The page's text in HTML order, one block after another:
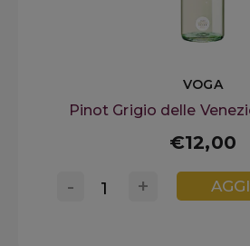
VOGA
Pinot Grigio delle
€12,00
+
-